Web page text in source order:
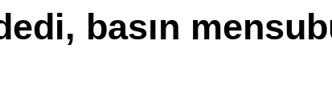
basın